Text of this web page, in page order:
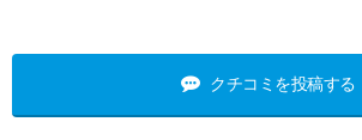
クチコミを投稿する